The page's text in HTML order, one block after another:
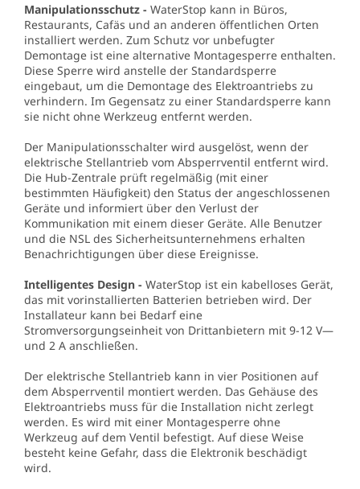
Manipulationsschutz - WaterStop kann in Büros,
Restaurants, Cafäs und an anderen öffentlichen Orten
installiert werden. Zum Schutz vor unbefugter
Demontage ist eine alternative Montagesperre enthalten.
Diese Sperre wird anstelle der Standardsperre
eingebaut, um die Demontage des Elektroantriebs zu
verhindern. Im Gegensatz zu einer Standardsperre kann
sie nicht ohne Werkzeug entfernt werden.
Der Manipulationsschalter wird ausgelöst, wenn der
elektrische Stellantrieb vom Absperrventil entfernt wird.
Die Hub-Zentrale prüft regelmäßig (mit einer
bestimmten Häufigkeit) den Status der angeschlossenen
Geräte und informiert über den Verlust der
Kommunikation mit einem dieser Geräte. Alle Benutzer
und die NSL des Sicherheitsunternehmens erhalten
Benachrichtigungen über diese Ereignisse.
Intelligentes Design - WaterStop ist ein kabelloses Gerät,
das mit vorinstallierten Batterien betrieben wird. Der
Installateur kann bei Bedarf eine
Stromversorgungseinheit von Drittanbietern mit 9-12 V—
und 2 A anschließen.
Der elektrische Stellantrieb kann in vier Positionen auf
dem Absperrventil montiert werden. Das Gehäuse des
Elektroantriebs muss für die Installation nicht zerlegt
werden. Es wird mit einer Montagesperre ohne
Werkzeug auf dem Ventil befestigt. Auf diese Weise
besteht keine Gefahr, dass die Elektronik beschädigt
wird.